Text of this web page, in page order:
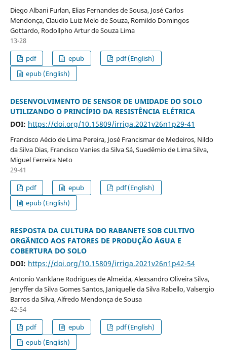
Diego Albani Furlan, Elias Fernandes de Sousa, José Carlos
Mendonça, Claudio Luiz Melo de Souza, Romildo Domingos
Gottardo, Rodollpho Artur de Souza Lima
13-28
pdf
epub
pdf (English)
epub (English)
DESENVOLVIMENTO DE SENSOR DE UMIDADE DO SOLO
UTILIZANDO O PRINCÍPIO DA RESISTÊNCIA ELÉTRICA
DOI: https://doi.org/10.15809/irriga.2021v26n1p29-41
Francisco Aécio de Lima Pereira, José Francismar de Medeiros, Nildo
da Silva Dias, Francisco Vanies da Silva Sá, Suedêmio de Lima Silva,
Miguel Ferreira Neto
29-41
pdf
epub
pdf (English)
epub (English)
RESPOSTA DA CULTURA DO RABANETE SOB CULTIVO
ORGÂNICO AOS FATORES DE PRODUÇÃO ÁGUA E
COBERTURA DO SOLO
DOI: https://doi.org/10.15809/irriga.2021v26n1p42-54
Antonio Vanklane Rodrigues de Almeida, Alexsandro Oliveira Silva,
Jenyffer da Silva Gomes Santos, Janiquelle da Silva Rabello, Valsergio
Barros da Silva, Alfredo Mendonça de Sousa
42-54
pdf
epub
pdf (English)
epub (English)